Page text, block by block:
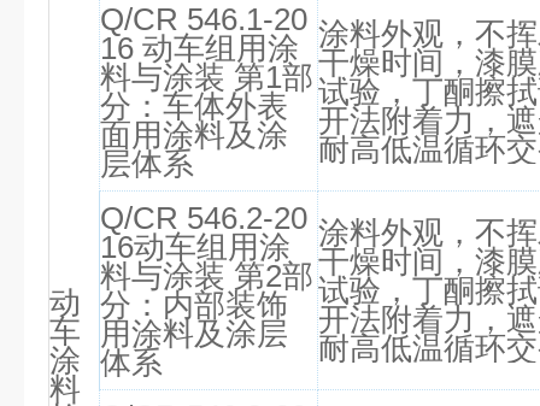
动
车
涂
料
Q/CR 546.1-20
16 动车组用涂
料与涂装 第1部
分：车体外表
面用涂料及涂
层体系
涂料外观，不
干燥时间，漆
试验，丁酮擦
开法附着力，
耐高低温循环
Q/CR 546.2-20
16动车组用涂
料与涂装 第2部
分：内部装饰
用涂料及涂层
体系
涂料外观，不
干燥时间，漆
试验，丁酮擦
开法附着力，
耐高低温循环